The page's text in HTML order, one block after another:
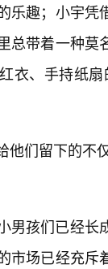
乐趣；小宇
总带着一种
衣、手持纸
他们留下的不
男孩们已经
市场已经充